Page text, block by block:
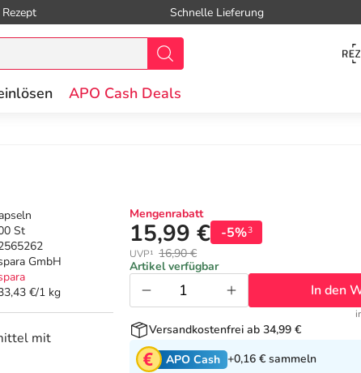
Schnelle Lieferung
APO Cash Deals
St
GmbH
€/1 kg
mit
Mengenrabatt
15,99 € -5%3
UVP¹ 16,90 €
Artikel verfügbar
In den
Versandkostenfrei ab 34,99 €
APO Cash +0,16 € sammeln